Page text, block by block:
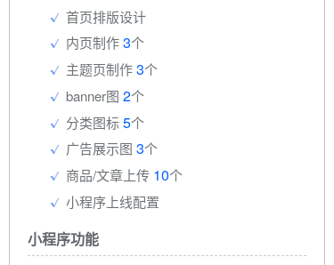
首页排版设计
内页制作3个
主题页制作3个
banner图 2个
分类图标5个
广告展示图 3个
商品/文章上传 10个
小程序上线配置
小程序功能